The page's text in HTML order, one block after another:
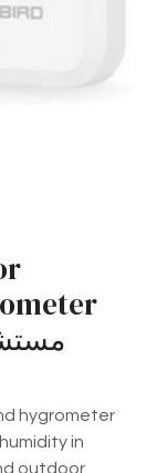
hygrometer
in
outdoor